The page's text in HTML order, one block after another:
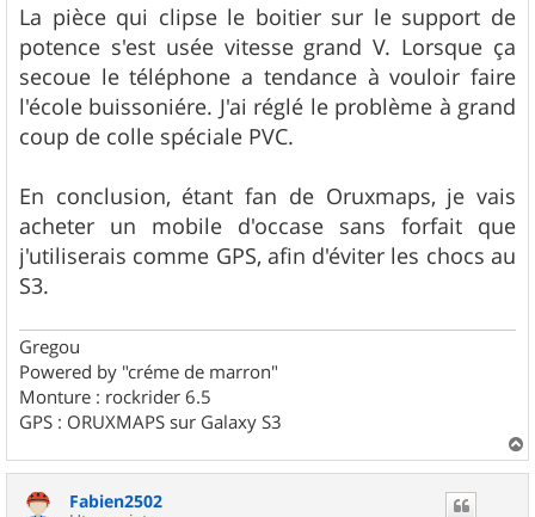
La pièce qui clipse le boitier sur le support de
potence s'est usée vitesse grand V. Lorsque ça
secoue le téléphone a tendance à vouloir faire
l'école buissoniére. J'ai réglé le problème à grand
coup de colle spéciale PVC.
En conclusion, étant fan de Oruxmaps, je vais
acheter un mobile d'occase sans forfait que
j'utiliserais comme GPS, afin d'éviter les chocs au
S3.
Gregou
Powered by "créme de marron"
Monture : rockrider 6.5
GPS : ORUXMAPS sur Galaxy S3
a
Fabien2502